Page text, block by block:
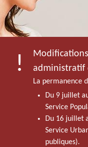
administratif
La permanence
Du 9 juillet
Service
Du 16 juillet
Service
publiques).